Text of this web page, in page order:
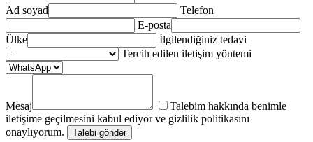
Ad soyad
Telefon
E-posta
Ülke
İlgilendiğiniz tedavi
Tercih edilen iletişim yöntemi
Mesaj
Talebim hakkında benimle
iletişime geçilmesini kabul ediyor ve gizlilik politikasını
onaylıyorum.
Talebi gönder